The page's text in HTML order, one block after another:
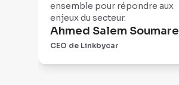
ensemble pour répondre aux
enjeux du secteur.
Ahmed Salem Soumare
CEO de Linkbycar